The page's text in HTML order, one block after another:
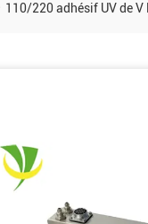
110/220 adhésif UV de